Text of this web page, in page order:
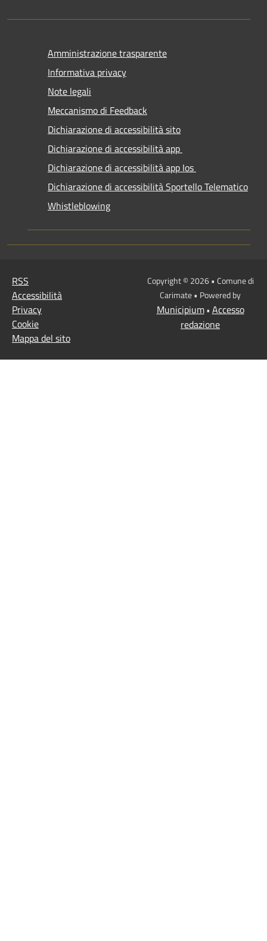
Amministrazione trasparente
Informativa privacy
Note legali
Meccanismo di Feedback
Dichiarazione di accessibilità sito
Dichiarazione di accessibilità app
Dichiarazione di accessibilità app Ios
Dichiarazione di accessibilità Sportello Telematico
Whistleblowing
RSS
Accessibilità
Privacy
Cookie
Mappa del sito
Copyright © 2026 • Comune di
Carimate • Powered by
Municipium• Accesso
redazione